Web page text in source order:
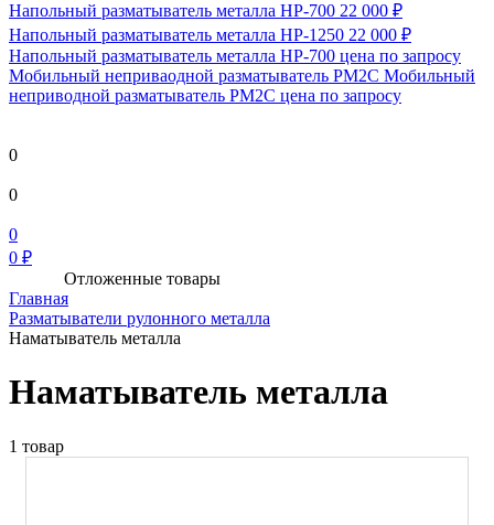
Напольный разматыватель металла HP-700 22 000 ₽
Напольный разматыватель металла HP-1250 22 000 ₽
Напольный разматыватель металла HP-700 цена по запросу
Мобильный непривaодной разматыватель РМ2С Мобильный
неприводной разматыватель РМ2С цена по запросу
0
0
0
0 ₽
Отложенные товары
Главная
Разматыватели рулонного металла
Наматыватель металла
Наматыватель металла
1 товар